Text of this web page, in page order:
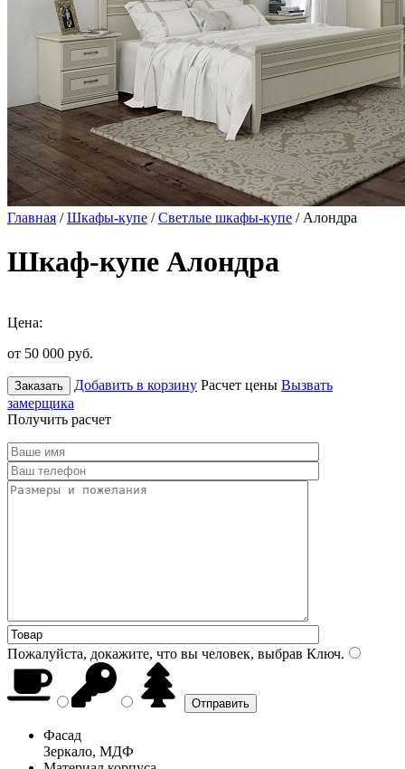
Главная /Шкафы-купе /Светлые шкафы-купе / Алондра
Шкаф-купе Алондра
Цена:
от 50 000 руб.
Заказать Добавить в корзину Расчет цены Вызвать
замерщика
Получить расчет
Пожалуйста, докажите, что вы человек, выбрав Ключ.
Фасад
Зеркало, МДФ